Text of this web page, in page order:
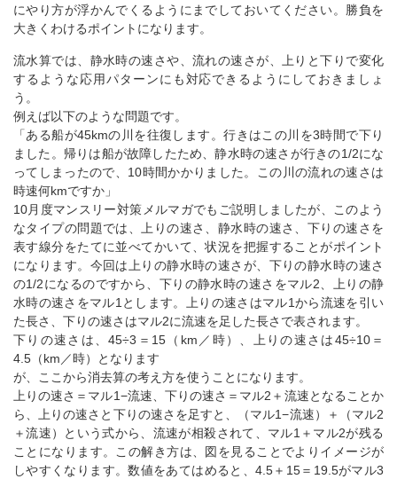
にやり方が浮かんでくるようにまでしておいてください。勝負を
大きくわけるポイントになります。
流水算では、静水時の速さや、流れの速さが、上りと下りで変化
するような応用パターンにも対応できるようにしておきましょ
う。
例えば以下のような問題です。
「ある船が45kmの川を往復します。行きはこの川を3時間で下り
ました。帰りは船が故障したため、静水時の速さが行きの1/2にな
ってしまったので、10時間かかりました。この川の流れの速さは
時速何kmですか」
10月度マンスリー対策メルマガでもご説明しましたが、このよう
なタイプの問題では、上りの速さ、静水時の速さ、下りの速さを
表す線分をたてに並べてかいて、状況を把握することがポイント
になります。今回は上りの静水時の速さが、下りの静水時の速さ
の1/2になるのですから、下りの静水時の速さをマル2、上りの静
水時の速さをマル1とします。上りの速さはマル1から流速を引い
た長さ、下りの速さはマル2に流速を足した長さで表されます。
下りの速さは、45÷3＝15（km／時）、上りの速さは45÷10＝
4.5（km／時）となります
が、ここから消去算の考え方を使うことになります。
上りの速さ＝マル1−流速、下りの速さ＝マル2＋流速となることか
ら、上りの速さと下りの速さを足すと、（マル1−流速）＋（マル2
＋流速）という式から、流速が相殺されて、マル1＋マル2が残る
ことになります。この解き方は、図を見ることでよりイメージが
しやすくなります。数値をあてはめると、4.5＋15＝19.5がマル3